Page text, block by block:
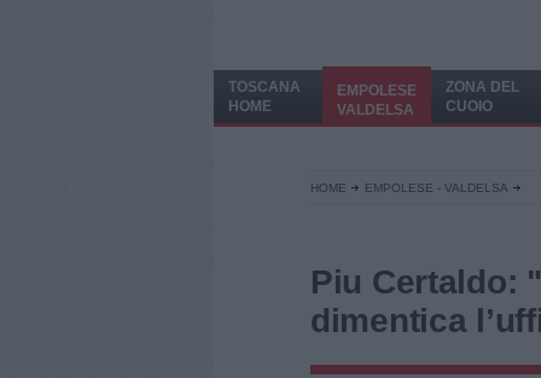
TOSCANA
HOME
EMPOLESE
VALDELSA
ZONA DEL
CUOIO
HOME EMPOLESE - VALDELSA
Piu Certaldo:
dimentica